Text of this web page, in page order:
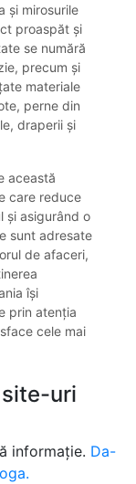
și mirosurile
proaspăt și
se numără
precum și
materiale
perne din
draperii și
această
care reduce
și asigurând o
sunt adresate
de afaceri,
își
prin atenția
cele mai
uri
informație. Da-